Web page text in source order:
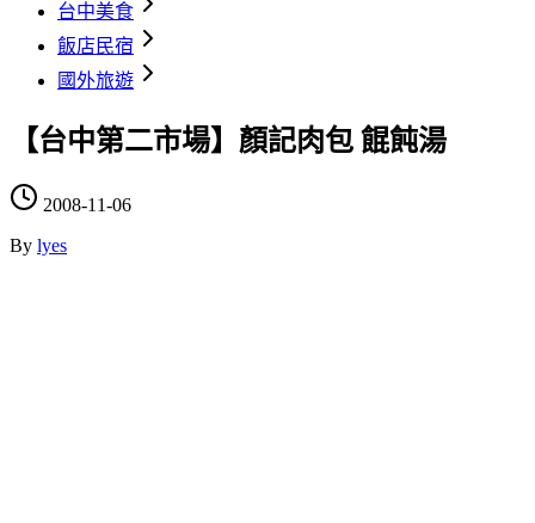
台中美食
飯店民宿
國外旅遊
【台中第二市場】顏記肉包 餛飩湯
2008-11-06
By lyes